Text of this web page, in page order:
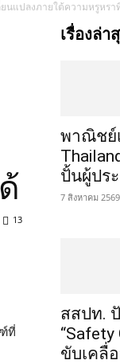
นแปลงภายใต้ความหรูหร
13
ที่
เรื่องล่า
พาณิชย์
ปั้นผู้ปร
7 สิงหาคม 2569
สสปท.
ขับเคลื่